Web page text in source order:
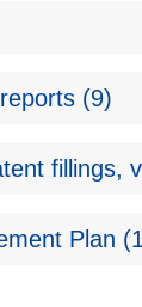
(9)
fillings,
Plan